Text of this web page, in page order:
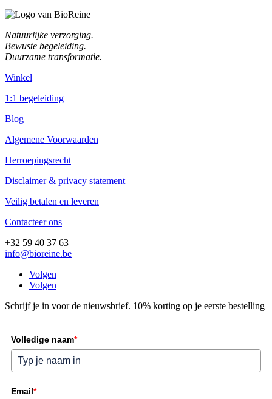
Natuurlijke verzorging.
Bewuste begeleiding.
Duurzame transformatie.
Winkel
1:1 begeleiding
Blog
Algemene Voorwaarden
Herroepingsrecht
Disclaimer & privacy statement
Veilig betalen en leveren
Contacteer ons
+32 59 40 37 63
info@bioreine.be
Volgen
Volgen
Schrijf je in voor de nieuwsbrief. 10% korting op je eerste bestelling
Volledige naam*
Email*